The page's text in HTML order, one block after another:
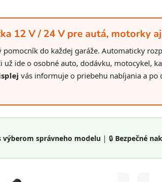
12 V / 24 V pre autá, motorky
do každej garáže. Automaticky
ide o osobné auto, dodávku, motocykel,
vás informuje o priebehu nabíjania a
výberom správneho modelu | 🔒 Bezpečné